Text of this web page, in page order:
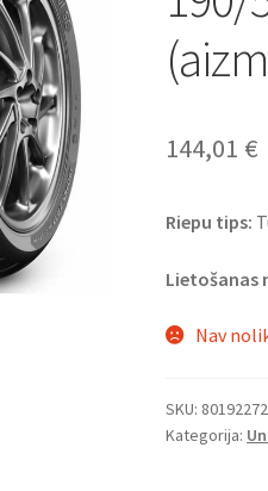
144,01 €
Riepu tips:
Lietošanas
Nav
SKU:
Kategorija: